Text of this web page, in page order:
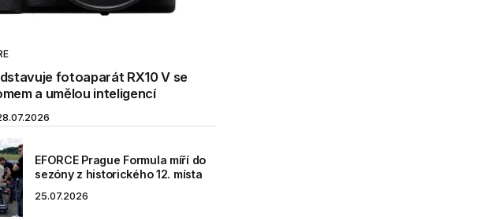
fotoaparát RX10 V se
a umělou inteligencí
EFORCE Prague Formula míří do
sezóny z historického 12. místa
25.07.2026